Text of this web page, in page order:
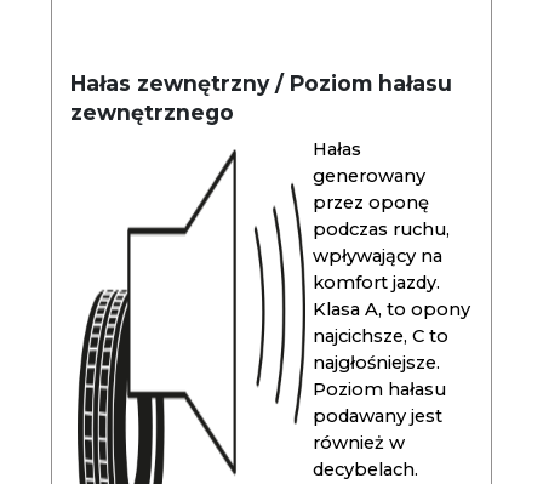
Hałas zewnętrzny / Poziom hałasu
zewnętrznego
Hałas
generowany
przez oponę
podczas ruchu,
wpływający na
komfort jazdy.
Klasa A, to opony
najcichsze, C to
najgłośniejsze.
Poziom hałasu
podawany jest
również w
decybelach.